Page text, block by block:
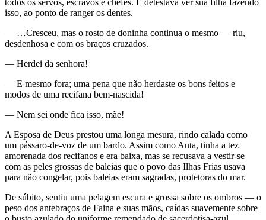
isso, ao ponto de ranger os dentes.
— …Cresceu, mas o rosto de doninha continua o mesmo — riu,
desdenhosa e com os braços cruzados.
— Herdei da senhora!
— E mesmo fora; uma pena que não herdaste os bons feitos e
modos de uma recifana bem-nascida!
— Nem sei onde fica isso, mãe!
A Esposa de Deus prestou uma longa mesura, rindo calada como
um pássaro-de-voz de um bardo. Assim como Auta, tinha a tez
amorenada dos recifanos e era baixa, mas se recusava a vestir-se
com as peles grossas de baleias que o povo das Ilhas Frias usava
para não congelar, pois baleias eram sagradas, protetoras do mar.
De súbito, sentiu uma pelagem escura e grossa sobre os ombros — o
peso dos antebraços de Faina e suas mãos, caídas suavemente sobre